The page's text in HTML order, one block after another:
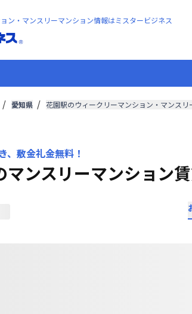
ン・マンスリーマンション情報はミスタービジネス
愛知県 花園駅のウィークリーマンション・マンスリ
、敷金礼金無料！
マンスリーマンション